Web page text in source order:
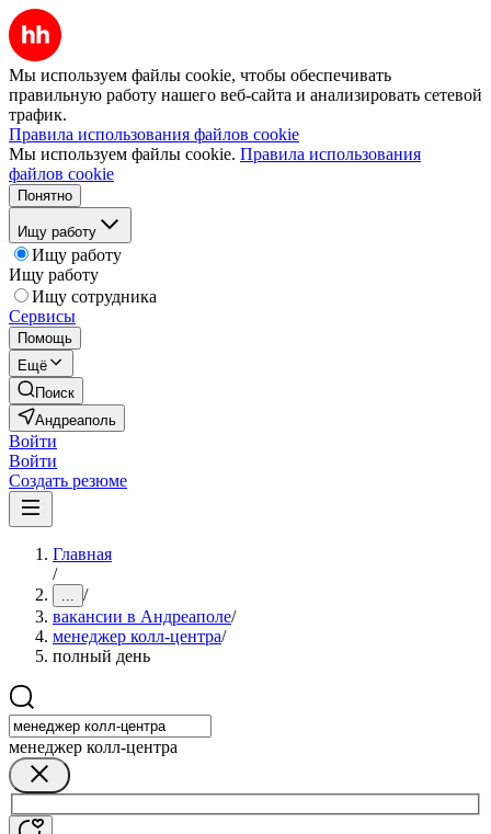
Мы используем файлы cookie, чтобы обеспечивать
правильную работу нашего веб-сайта и анализировать сетевой
трафик.
Правила использования файлов cookie
Мы используем файлы cookie. Правила использования
файлов cookie
Понятно
Ищу работу
Ищу работу
Ищу работу
Ищу сотрудника
Сервисы
Помощь
Ещё
Поиск
Андреаполь
Войти
Войти
Создать резюме
Главная
/
... /
вакансии в Андреаполе/
менеджер колл-центра/
полный день
менеджер колл-центра